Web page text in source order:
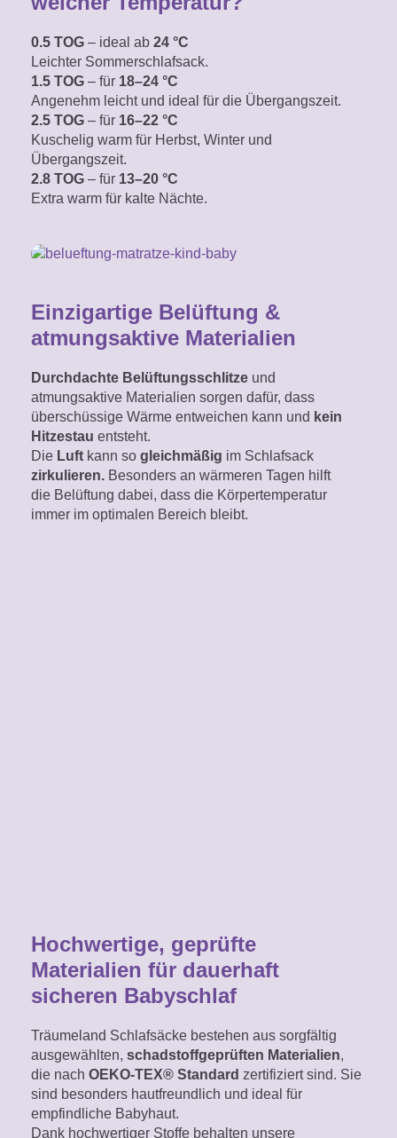
0.5 TOG – ideal ab 24 °C
Leichter Sommerschlafsack.
1.5 TOG – für 18–24 °C
Angenehm leicht und ideal für die Übergangszeit.
2.5 TOG – für 16–22 °C
Kuschelig warm für Herbst, Winter und
Übergangszeit.
2.8 TOG – für 13–20 °C
Extra warm für kalte Nächte.
Einzigartige Belüftung &
atmungsaktive Materialien
Durchdachte Belüftungsschlitze und
atmungsaktive Materialien sorgen dafür, dass
überschüssige Wärme entweichen kann und kein
Hitzestau entsteht.
Die Luft kann so gleichmäßig im Schlafsack
zirkulieren. Besonders an wärmeren Tagen hilft
die Belüftung dabei, dass die Körpertemperatur
immer im optimalen Bereich bleibt.
Hochwertige, geprüfte
Materialien für dauerhaft
sicheren Babyschlaf
Träumeland Schlafsäcke bestehen aus sorgfältig
ausgewählten, schadstoffgeprüften Materialien,
die nach OEKO-TEX® Standard zertifiziert sind. Sie
sind besonders hautfreundlich und ideal für
empfindliche Babyhaut.
Dank hochwertiger Stoffe behalten unsere